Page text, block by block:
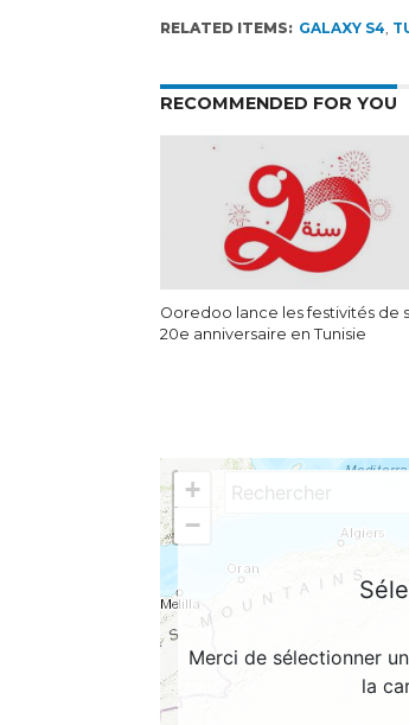
RELATED ITEMS: GALAXY S4,
RECOMMENDED FOR YOU
Ooredoo lance les festivités de
20e anniversaire en Tunisie